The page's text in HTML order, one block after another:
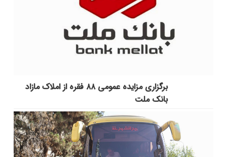
برگزاری مزایده عمومی ۸۸ فقره از املاک مازاد
بانک ملت